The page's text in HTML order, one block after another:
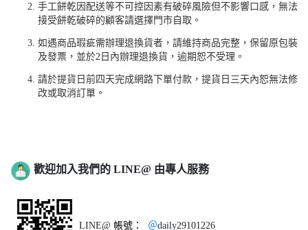
手工餅乾因配送等不可控因素有破碎風險但不影響口感，無法
接受餅乾破碎的顧客請選擇門市自取。
如遇商品瑕疵需辦理退換貨者，請維持商品完整，保留原包裝
及發票，並於2 日內辦理退換貨，逾期恕不受理。
請於提貨日前四天完成網路下單付款，提貨日三天內恕無法修
改或取消訂單。
歡迎加入我們的 LINE@ 由專人服務
LINE@ 帳號： ＠daily29101226